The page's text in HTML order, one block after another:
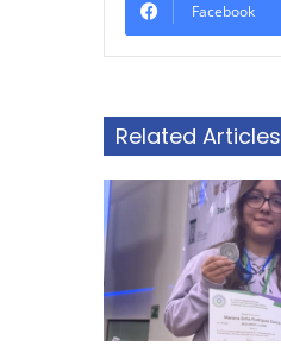
Facebook
Related Articles